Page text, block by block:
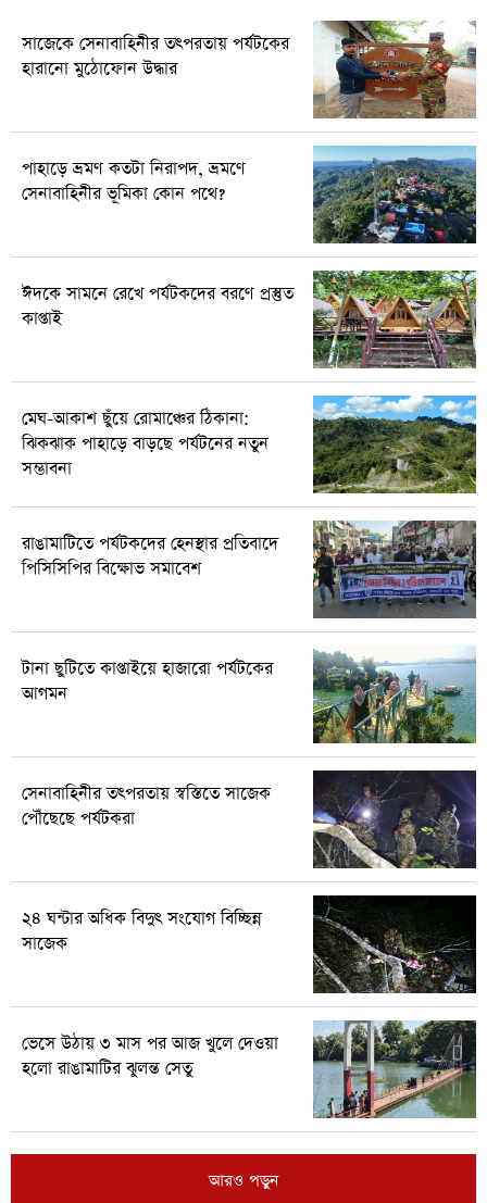
সাজেকে সেনাবাহিনীর তৎপরতায় পর্যটকের
হারানো মুঠোফোন উদ্ধার
পাহাড়ে ভ্রমণ কতটা নিরাপদ, ভ্রমণে
সেনাবাহিনীর ভূমিকা কোন পথে?
ঈদকে সামনে রেখে পর্যটকদের বরণে প্রস্তুত
কাপ্তাই
মেঘ-আকাশ ছুঁয়ে রোমাঞ্চের ঠিকানা:
ঝিকঝাক পাহাড়ে বাড়ছে পর্যটনের নতুন
সম্ভাবনা
রাঙামাটিতে পর্যটকদের হেনস্থার প্রতিবাদে
পিসিসিপির বিক্ষোভ সমাবেশ
টানা ছুটিতে কাপ্তাইয়ে হাজারো পর্যটকের
আগমন
সেনাবাহিনীর তৎপরতায় স্বস্তিতে সাজেক
পৌঁছেছে পর্যটকরা
২৪ ঘন্টার অধিক বিদুৎ সংযোগ বিচ্ছিন্ন
সাজেক
ভেসে উঠায় ৩ মাস পর আজ খুলে দেওয়া
হলো রাঙামাটির ঝুলন্ত সেতু
আরও পড়ুন